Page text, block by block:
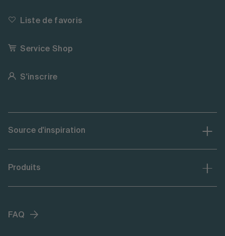
Liste de favoris
Service Shop
S'inscrire
Source d'inspiration
Produits
FAQ